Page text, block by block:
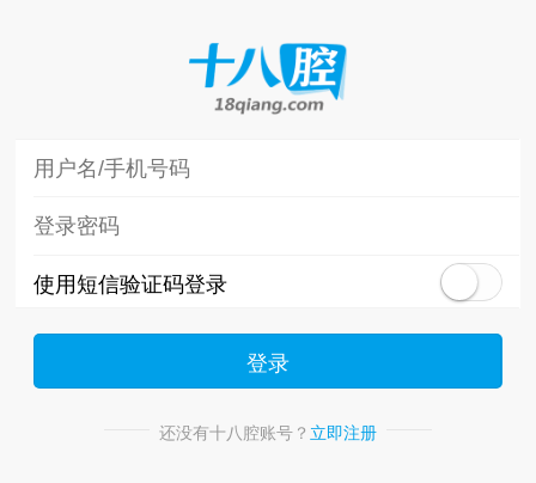
使用短信验证码登录
登录
还没有十八腔账号？ 立即注册